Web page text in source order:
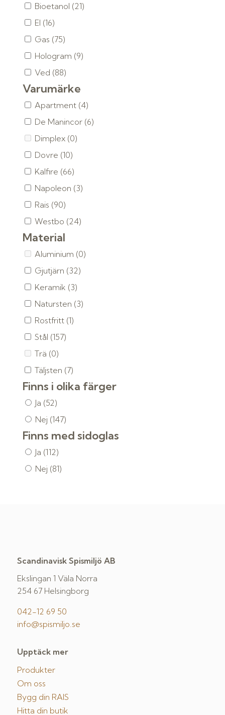
Bioetanol (21)
El (16)
Gas (75)
Hologram (9)
Ved (88)
Varumärke
Apartment (4)
De Manincor (6)
Dimplex (0)
Dovre (10)
Kalfire (66)
Napoleon (3)
Rais (90)
Westbo (24)
Material
Aluminium (0)
Gjutjärn (32)
Keramik (3)
Natursten (3)
Rostfritt (1)
Stål (157)
Trä (0)
Täljsten (7)
Finns i olika färger
Ja (52)
Nej (147)
Finns med sidoglas
Ja (112)
Nej (81)
Scandinavisk Spismiljö AB
Ekslingan 1 Väla Norra
254 67 Helsingborg
042-12 69 50
info@spismiljo.se
Upptäck mer
Produkter
Om oss
Bygg din RAIS
Hitta din butik